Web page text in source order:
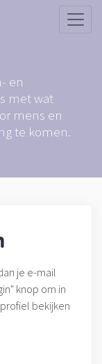
en
met wat
mens en
te komen.
je e-mail
knop om in
bekijken